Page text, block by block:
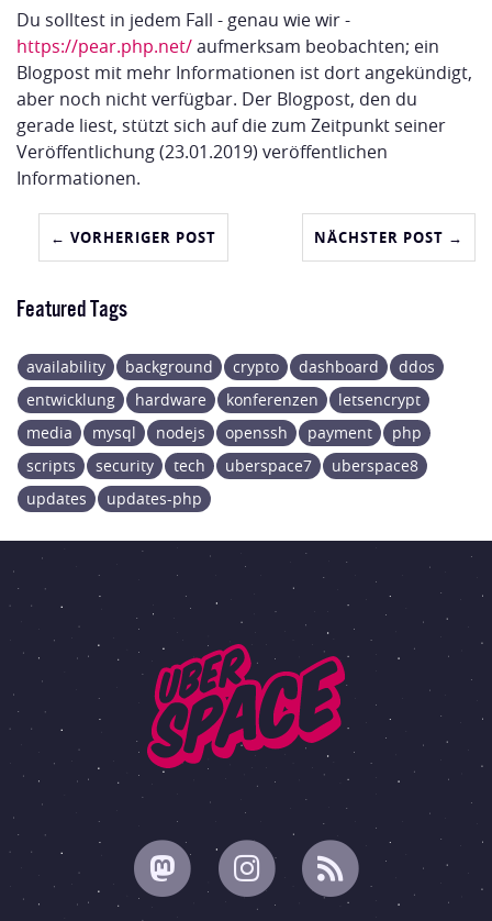
Du solltest in jedem Fall - genau wie wir -
https://pear.php.net/aufmerksam beobachten; ein
Blogpost mit mehr Informationen ist dort angekündigt,
aber noch nicht verfügbar. Der Blogpost, den du
gerade liest, stützt sich auf die zum Zeitpunkt seiner
Veröffentlichung (23.01.2019) veröffentlichen
Informationen.
← VORHERIGER POST NÄCHSTER POST →
Featured Tags
availability background crypto dashboard
ddos
entwicklung
hardware konferenzen
letsencrypt
media
mysql nodejs openssh payment
php
scripts
security tech uberspace7
uberspace8
updates
updates-php